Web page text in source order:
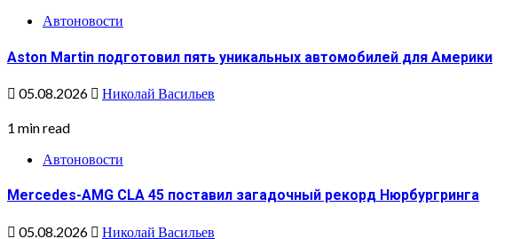
Автоновости
Aston Martin подготовил пять уникальных автомобилей для Америки
05.08.2026 Николай Васильев
1 min read
Автоновости
Mercedes-AMG CLA 45 поставил загадочный рекорд Нюрбургринга
05.08.2026 Николай Васильев